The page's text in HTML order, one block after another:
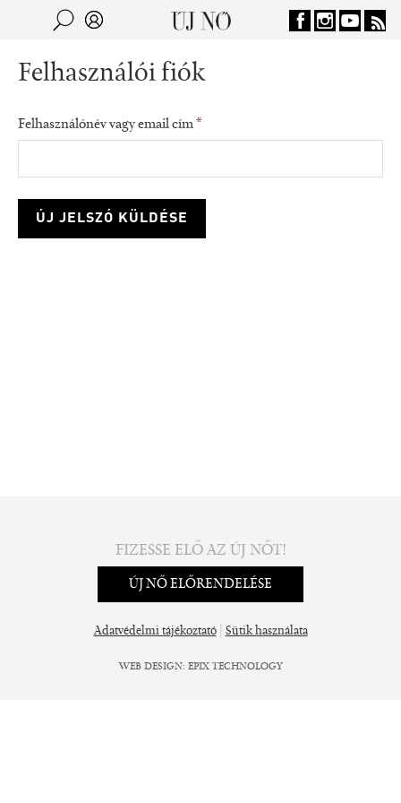
Jump to navigation
Felhasználói fiók
Felhasználónév vagy email cím*
consumption
FIZESSE ELŐ AZ ÚJ NŐT!
ÚJ NŐ ELŐRENDELÉSE
Adatvédelmi tájékoztató| Sütik használata
WEB DESIGN: EPIX TECHNOLOGY